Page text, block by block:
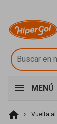
MENÚ
home Vuelta